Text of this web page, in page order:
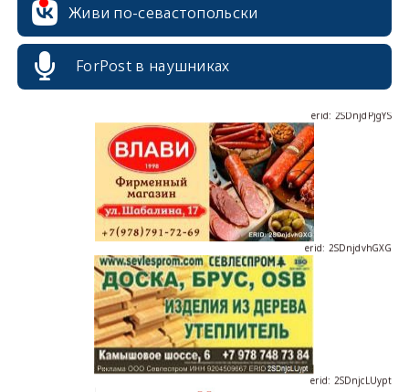
Живи по-севастопольски
ForPost в наушниках
erid: 2SDnjdvhGXG
erid: 2SDnjcLUypt